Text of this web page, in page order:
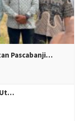
Pascabanji…
Ut…